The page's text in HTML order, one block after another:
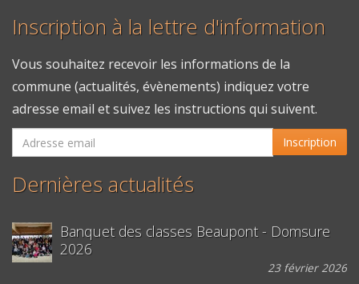
Inscription à la lettre d'information
Vous souhaitez recevoir les informations de la
commune (actualités, évènements) indiquez votre
adresse email et suivez les instructions qui suivent.
Inscription
Dernières actualités
Banquet des classes Beaupont - Domsure
2026
23 février 2026